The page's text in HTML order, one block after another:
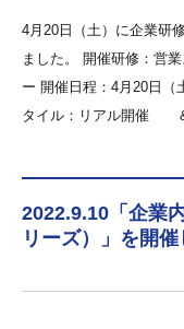
4月20日（土）に企業研
ました。 開催研修：営
ー 開催日程：4月20日（
タイル：リアル開催
2022.9.10「企業
リーズ）」を開